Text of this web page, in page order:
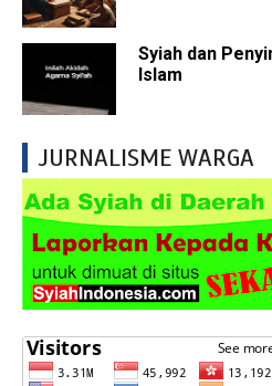
Syiah dan
Islam
JURNALISME WARGA